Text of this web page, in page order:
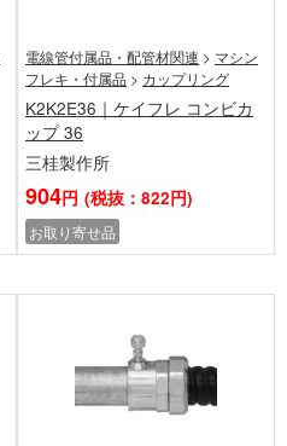
電線管付属品・配管材関連 > マシン
フレキ・付属品 > カップリング
K2K2E36｜ケイフレ コンビカ
ップ 36
三桂製作所
904円 (税抜：822円)
お取り寄せ品